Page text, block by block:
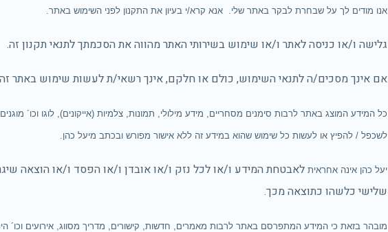
אנו מודים לך על שבחרת לבקר באתר שלי. אנא קרא/י בעיון את התקנון לפני השימוש באתר.
גלישה ו/או כניסה לאתר ו/או שימוש בשירותי האתר מהווה את הסכמתך לתנאי תקנון זה.
אם אינך מסכים/ה לתנאי השימוש, כולם או חלקם, אינך רשאי/ת לעשות שימוש באתר
כל המידע המוצג באתר לרבות סימנים מסחריים, מידע מילולי, תמונות, צלמיות (אייקונים), לוגו וכו´ מוגנים
לשכפל / להפיץ או לעשות כל שימוש שהוא במידע זה ללא אישור מפורש ובכתב מיעל כהן.
יעל כהן אינה אחראית לאבטחת המידע ו/או לכל נזק ו/או אובדן ו/או הפסד ו/או הוצאה
שלישי כלשהו כתוצאה מכך.
מובהר בזאת כי המידע המתפרסם באתר לרבות מאמרים, חדשות, קישורים, מדריך מסווג, אירועים וכו´